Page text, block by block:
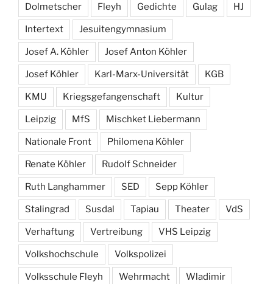
Dolmetscher Fleyh Gedichte Gulag HJ
Intertext Jesuitengymnasium
Josef A. Köhler Josef Anton Köhler
Josef Köhler Karl-Marx-Universität KGB
KMU Kriegsgefangenschaft Kultur
Leipzig MfS Mischket Liebermann
Nationale Front Philomena Köhler
Renate Köhler Rudolf Schneider
Ruth Langhammer SED Sepp Köhler
Stalingrad Susdal Tapiau Theater VdS
Verhaftung Vertreibung VHS Leipzig
Volkshochschule Volkspolizei
Volksschule Fleyh Wehrmacht Wladimir